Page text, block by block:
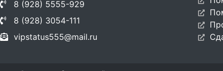
8 (928) 5555-929
8 (928) 3054-111
vipstatus555@mail.ru